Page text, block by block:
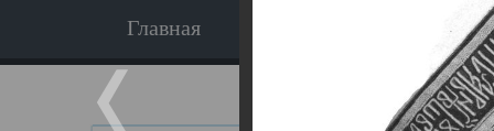
Главная